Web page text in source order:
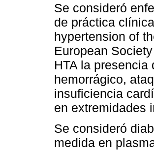
Se consideró
de práctica
hypertension of
European
HTA la
hemorrágico,
insuficiencia
en extremidades
Se consideró
medida en